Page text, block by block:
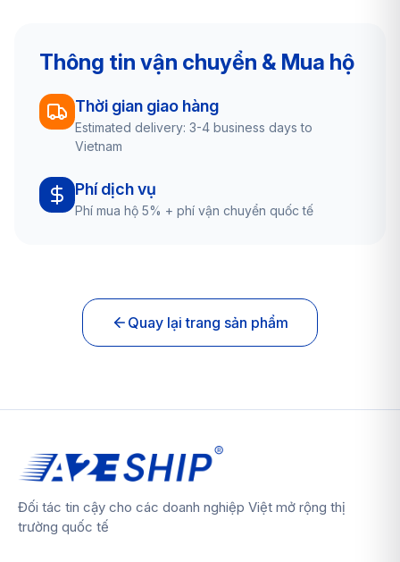
Thông tin vận chuyển & Mua hộ
Thời gian giao hàng
Estimated delivery: 3-4 business days to
Vietnam
Phí dịch vụ
Phí mua hộ 5% + phí vận chuyển quốc tế
Quay lại trang sản phẩm
Đối tác tin cậy cho các doanh nghiệp Việt mở rộng thị
trường quốc tế